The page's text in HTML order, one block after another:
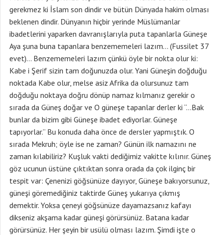
gerekmez ki İslam son dindir ve bütün Dünyada hakim olması
beklenen dindir. Dünyanın hiçbir yerinde Müslümanlar
ibadetlerini yaparken davranışlarıyla puta tapanlarla Güneşe
Aya şuna buna tapanlara benzememeleri lazım… (Fussilet 37
evet)… Benzememeleri lazım çünkü öyle bir nokta olur ki:
Kabe i Şerif sizin tam doğunuzda olur. Yani Güneşin doğduğu
noktada Kabe olur, melse asiz Afrika da olursunuz tam
doğduğu noktaya doğru dönüp namaz kılmanız gerekir o
sırada da Güneş doğar ve O güneşe tapanlar derler ki “…Bak
bunlar da bizim gibi Güneşe ibadet ediyorlar. Güneşe
tapıyorlar.” Bu konuda daha önce de dersler yapmıştık. O
sırada Mekruh; öyle ise ne zaman? Günün ilk namazını ne
zaman kılabiliriz? Kuşluk vakti dediğimiz vakitte kılınır. Güneş
göz ucunun üstüne çıktıktan sonra orada da çok ilginç bir
tespit var: Çenenizi göğsünüze dayıyor, Güneşe bakıyorsunuz,
güneşi göremediğiniz taktirde Güneş yukarıya çıkmış
demektir. Yoksa çeneyi göğsünüze dayamazsanız kafayı
dikseniz akşama kadar güneşi görürsünüz. Batana kadar
görürsünüz. Her şeyin bir usülü olması lazım. Şimdi işte o